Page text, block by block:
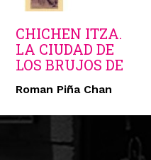
CHICHEN ITZA.
LA CIUDAD DE
LOS BRUJOS DE
Roman Piña Chan